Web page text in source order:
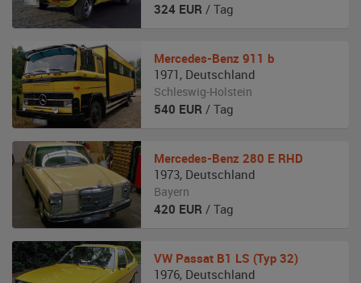
324 EUR / Tag
Mercedes-Benz 911 b
1971 , Deutschland
Schleswig-Holstein
540 EUR / Tag
Mercedes-Benz 280 E RHD
1973, Deutschland
Bayern
420 EUR / Tag
VW Passat B1 LS (Typ 32)
1976, Deutschland